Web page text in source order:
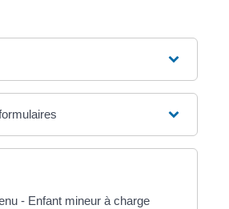
- Enfant mineur à charge